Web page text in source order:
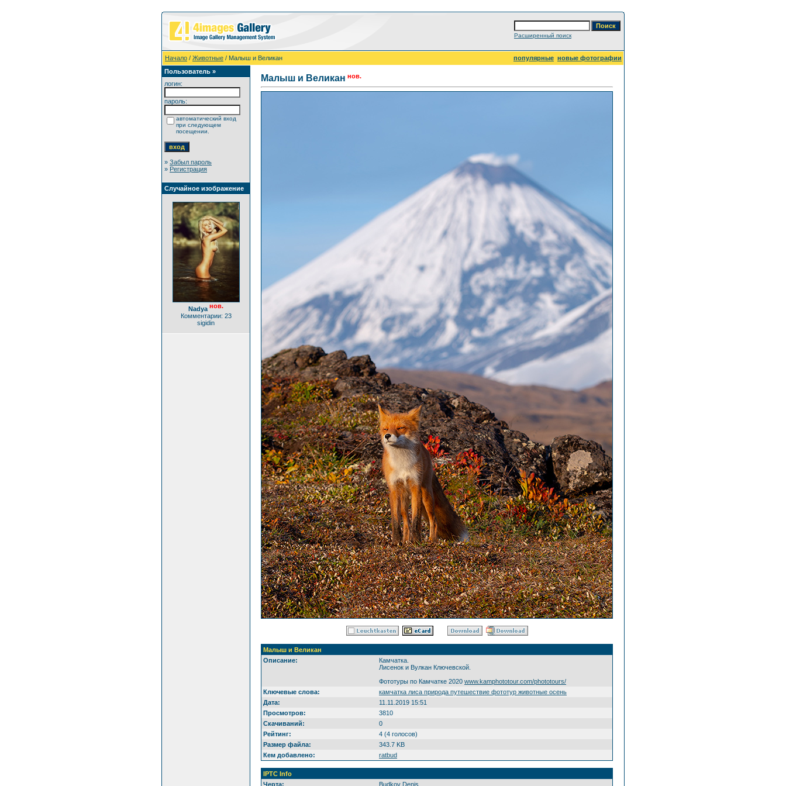
Расширенный поиск
Начало / Животные / Малыш и Великан популярные новые фотографии
Пользователь »
логин:
пароль:
автоматический вход
при следующем
посещении.
» Забыл пароль
» Регистрация
Случайное изображение
Nadya нов.
Комментарии: 23
sigidin
Малыш и Великан нов.
Малыш и Великан
Описание:
Камчатка.
Лисенок и Вулкан Ключевской.
Фототуры по Камчатке 2020 www.kamphototour.com/phototours/
Ключевые слова:
камчатка лиса природа путешествие фототур животные осень
Дата:
11.11.2019 15:51
Просмотров:
3810
Скачиваний:
0
Рейтинг:
4 (4 голосов)
Размер файла:
343.7 KB
Кем добавлено:
ratbud
IPTC Info
Черта:
Budkov Denis